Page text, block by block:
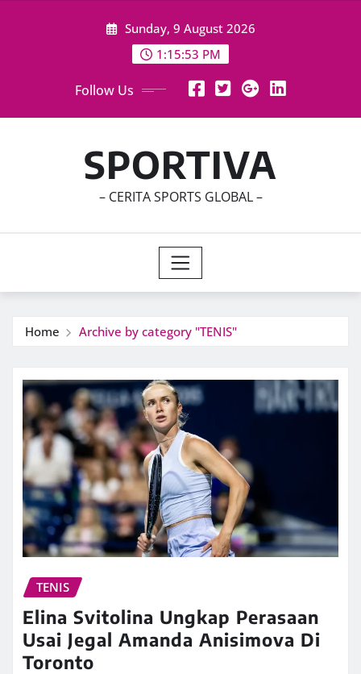
Sunday, 9 August 2026
1:15:54 PM
Follow Us
SPORTIVA
– CERITA SPORTS GLOBAL –
Home Archive by category "TENIS"
TENIS
Elina Svitolina Ungkap Perasaan
Usai Jegal Amanda Anisimova Di
Toronto